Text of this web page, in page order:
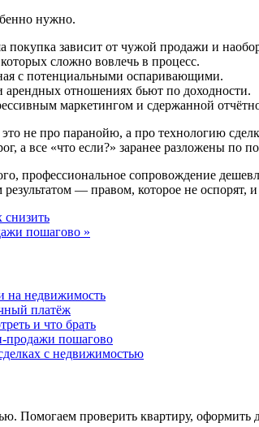
нужно.
покупка зависит от чужой продажи и
сложно вовлечь в процесс.
с потенциальными оспаривающими.
отношениях бьют по доходности.
маркетингом и сдержанной
не про паранойю, а про технологию
а все «что если?» заранее разложены по
профессиональное сопровождение
— правом, которое не оспорят,
снизить
пошагово »
на недвижимость
платёж
и что брать
пошагово
с недвижимостью
Помогаем проверить квартиру, оформить